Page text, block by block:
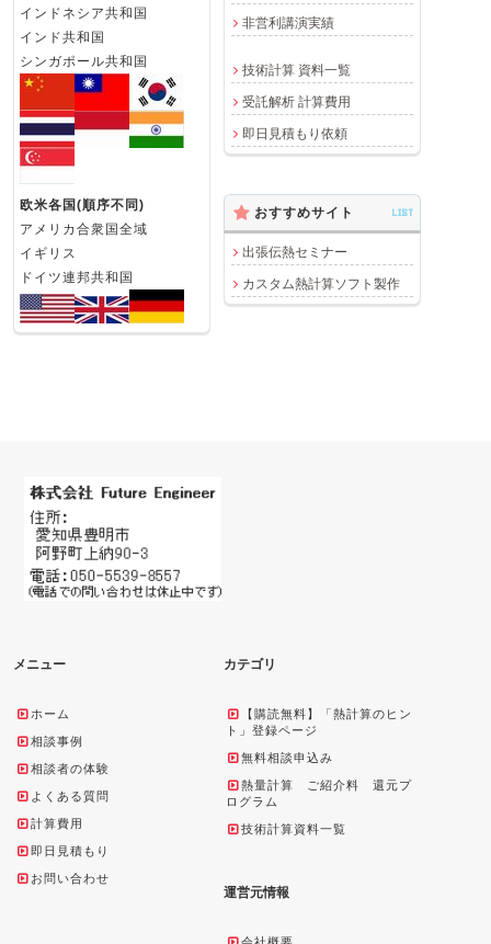
非営利講演実績
技術計算 資料一覧
受託解析 計算費用
即日見積もり依頼
インドネシア共和国
インド共和国
シンガポール共和国
欧米各国(順序不同)
アメリカ合衆国全域
イギリス
ドイツ連邦共和国
おすすめサイト LIST
出張伝熱セミナー
カスタム熱計算ソフト製作
メニュー
ホーム
相談事例
相談者の体験
よくある質問
計算費用
即日見積もり
お問い合わせ
カテゴリ
【購読無料】「熱計算のヒン
ト」登録ページ
無料相談申込み
熱量計算 ご紹介料 還元プ
ログラム
技術計算資料一覧
運営元情報